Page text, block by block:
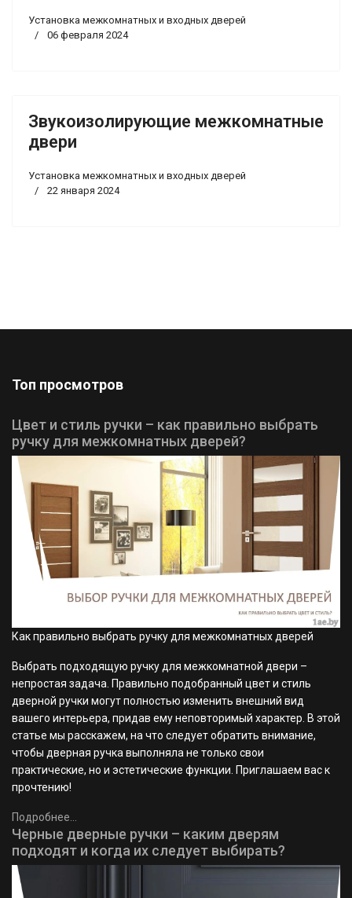
Установка межкомнатных и входных дверей
06 февраля 2024
Звукоизолирующие межкомнатные
двери
Установка межкомнатных и входных дверей
22 января 2024
Топ просмотров
Цвет и стиль ручки – как правильно выбрать
ручку для межкомнатных дверей?
Как правильно выбрать ручку для межкомнатных дверей
Выбрать подходящую ручку для межкомнатной двери –
непростая задача. Правильно подобранный цвет и стиль
дверной ручки могут полностью изменить внешний вид
вашего интерьера, придав ему неповторимый характер. В этой
статье мы расскажем, на что следует обратить внимание,
чтобы дверная ручка выполняла не только свои
практические, но и эстетические функции. Приглашаем вас к
прочтению!
Подробнее...
Черные дверные ручки – каким дверям
подходят и когда их следует выбирать?